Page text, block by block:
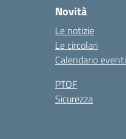
Novità
Le notizie
Le circolari
Calendario eventi
PTOF
Sicurezza